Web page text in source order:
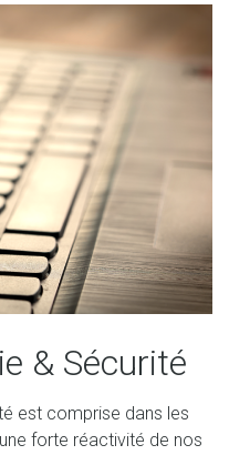
& Sécurité
est comprise dans les
forte réactivité de nos